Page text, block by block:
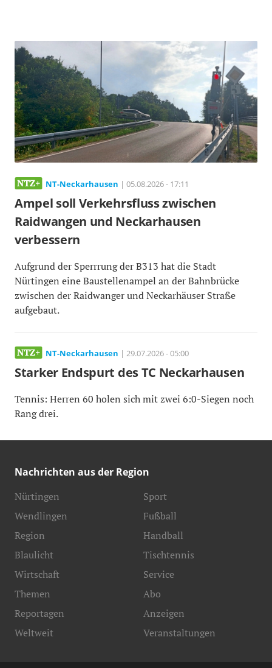
NT-Neckarhausen | 05.08.2026 - 17:11
Ampel soll Verkehrsfluss zwischen
Raidwangen und Neckarhausen
verbessern
Aufgrund der Sperrrung der B313 hat die Stadt
Nürtingen eine Baustellenampel an der Bahnbrücke
zwischen der Raidwanger und Neckarhäuser Straße
aufgebaut.
NT-Neckarhausen | 29.07.2026 - 05:00
Starker Endspurt des TC Neckarhausen
Tennis: Herren 60 holen sich mit zwei 6:0-Siegen noch
Rang drei.
Nachrichten aus der Region
Nürtingen
Wendlingen
Region
Blaulicht
Sport
Fußball
Handball
Tischtennis
Wirtschaft
Themen
Reportagen
Weltweit
Service
Abo
Anzeigen
Veranstaltungen